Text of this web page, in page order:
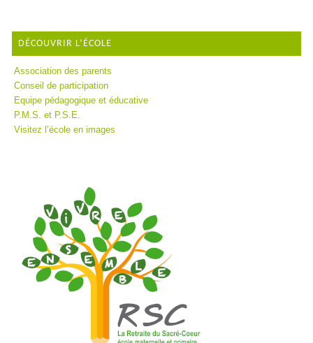
DÉCOUVRIR L’ÉCOLE
Association des parents
Conseil de participation
Equipe pédagogique et éducative
P.M.S. et P.S.E.
Visitez l’école en images